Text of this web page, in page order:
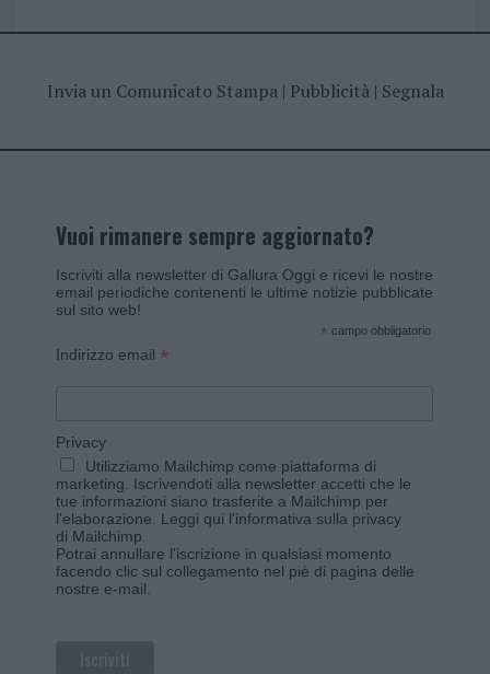
Invia un Comunicato Stampa| Pubblicità| Segnala
Vuoi rimanere sempre aggiornato?
Iscriviti alla newsletter di Gallura Oggi e ricevi le nostre
email periodiche contenenti le ultime notizie pubblicate
sul sito web!
* campo obbligatorio
Indirizzo email *
Privacy
Utilizziamo Mailchimp come piattaforma di
marketing. Iscrivendoti alla newsletter accetti che le
tue informazioni siano trasferite a Mailchimp per
l'elaborazione. Leggi qui l'informativa sulla privacy
di Mailchimp
Potrai annullare l'iscrizione in qualsiasi momento
facendo clic sul collegamento nel piè di pagina delle
nostre e-mail.